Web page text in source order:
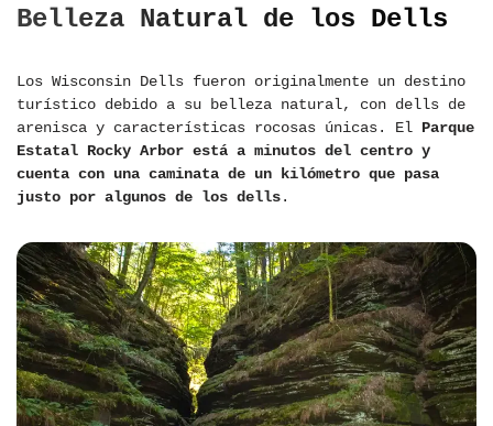
Belleza Natural de los Dells
Los Wisconsin Dells fueron originalmente un destino
turístico debido a su belleza natural, con dells de
arenisca y características rocosas únicas. El Parque
Estatal Rocky Arbor está a minutos del centro y
cuenta con una caminata de un kilómetro que pasa
justo por algunos de los dells.